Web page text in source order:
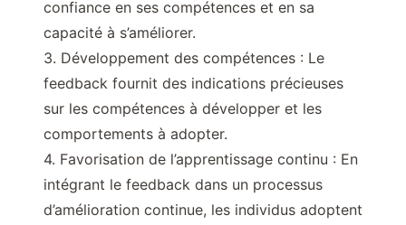
confiance en ses compétences et en sa
capacité à s’améliorer.
3. Développement des compétences : Le
feedback fournit des indications précieuses
sur les compétences à développer et les
comportements à adopter.
4. Favorisation de l’apprentissage continu : En
intégrant le feedback dans un processus
d’amélioration continue, les individus adoptent